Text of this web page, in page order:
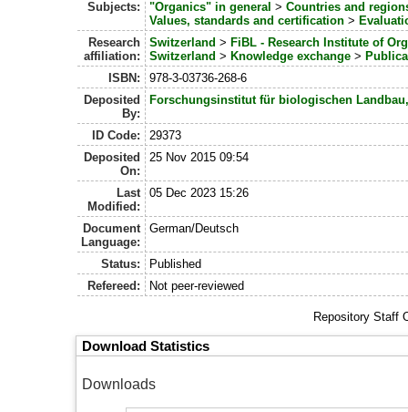
Subjects: "Organics" in general > Countries and
Values, standards and certification>
Research
affiliation:
Switzerland > FiBL - Research Institute of
Switzerland > Knowledge exchange>
ISBN:
978-3-03736-268-6
Deposited
By:
Forschungsinstitut für biologischen
ID Code:
29373
Deposited
On:
25 Nov 2015 09:54
Last
Modified:
05 Dec 2023 15:26
Document
Language:
German/Deutsch
Status:
Published
Refereed:
Not peer-reviewed
Repository Staff
Download Statistics
Downloads